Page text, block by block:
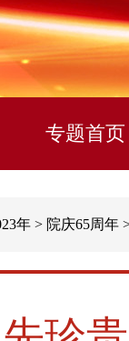
专题首页
年 > 院庆65周年